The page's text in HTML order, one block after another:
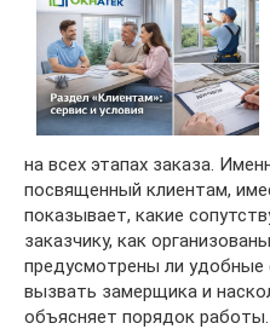
на всех этапах заказа.
посвященный клиентам,
показывает, какие
заказчику, как
предусмотрены ли
вызвать замерщика и
объясняет порядок